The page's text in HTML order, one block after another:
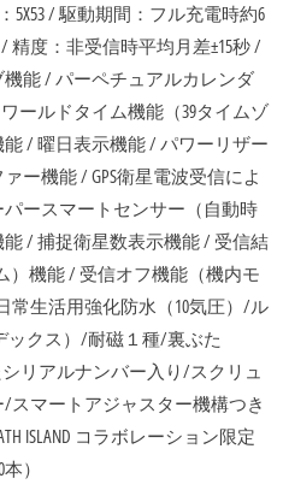
/ 駆動期間：フル充電時約6
度：非受信時平均月差±15秒 /
能 / パーペチュアルカレンダ
ールドタイム機能（39タイムゾ
/ 曜日表示機能 / パワーリザー
ー機能 / GPS衛星電波受信によ
ースマートセンサー（自動時
/ 捕捉衛星数表示機能 / 受信結
）機能 / 受信オフ機能（機内モ
常生活用強化防水（10気圧）/ル
ックス）/耐磁１種/裏ぶた
たシリアルナンバー入り/スクリュ
スマートアジャスター機構つき
ISLAND コラボレーション限定
）